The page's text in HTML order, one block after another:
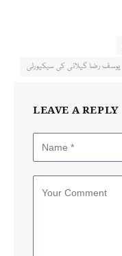
یوسف رضا گیلانی کی سیکیورٹی
LEAVE A REPLY